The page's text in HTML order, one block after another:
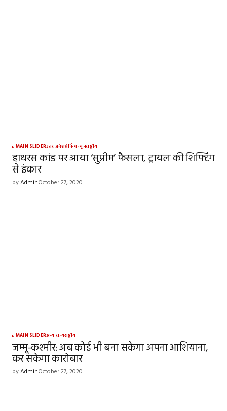
MAIN SLIDERउत्तर प्रदेशब्रेकिंग न्यूज़राष्ट्रीय
हाथरस कांड पर आया ‘सुप्रीम’ फैसला, ट्रायल की शिफ्टिंग
से इंकार
byAdminOctober 27, 2020
MAIN SLIDERअन्य राज्यराष्ट्रीय
जम्मू-कश्मीर: अब कोई भी बना सकेगा अपना आशियाना,
कर सकेगा कारोबार
byAdminOctober 27, 2020